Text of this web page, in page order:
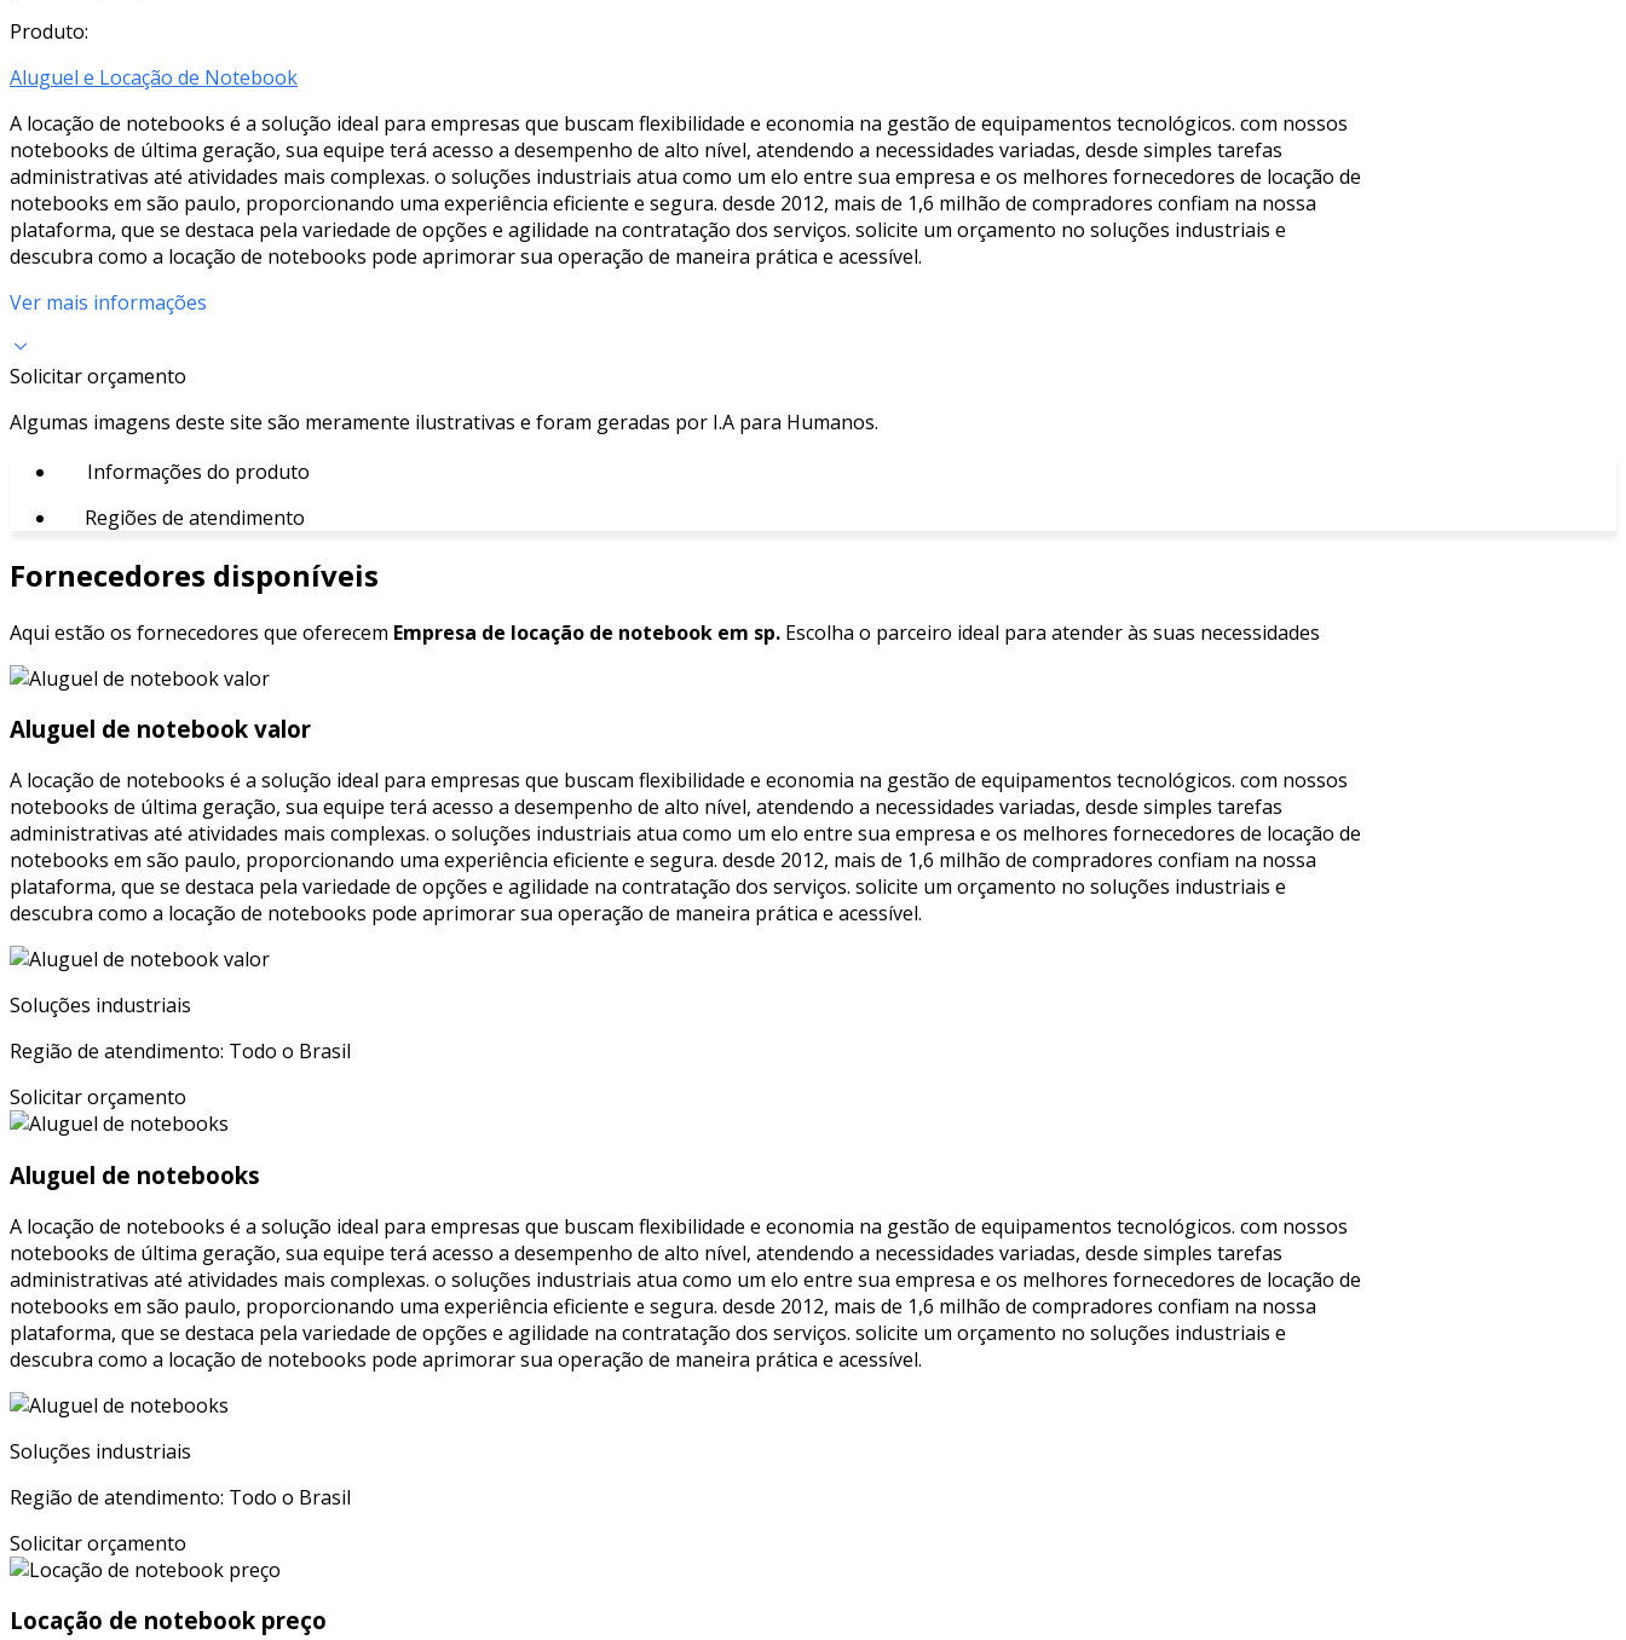
Produto:
Aluguel e Locação de Notebook
A locação de notebooks é a solução ideal para empresas que buscam flexibilidade e economia na gestão de equipamentos tecnológicos. com nossos
notebooks de última geração, sua equipe terá acesso a desempenho de alto nível, atendendo a necessidades variadas, desde simples tarefas
administrativas até atividades mais complexas. o soluções industriais atua como um elo entre sua empresa e os melhores fornecedores de locação de
notebooks em são paulo, proporcionando uma experiência eficiente e segura. desde 2012, mais de 1,6 milhão de compradores confiam na nossa
plataforma, que se destaca pela variedade de opções e agilidade na contratação dos serviços. solicite um orçamento no soluções industriais e
descubra como a locação de notebooks pode aprimorar sua operação de maneira prática e acessível.
Ver mais informações
Solicitar orçamento
Algumas imagens deste site são meramente ilustrativas e foram geradas por I.A para Humanos.
Informações do produto
Regiões de atendimento
Fornecedores disponíveis
Aqui estão os fornecedores que oferecem Empresa de locação de notebook em sp. Escolha o parceiro ideal para atender às suas necessidades
Aluguel de notebook valor
A locação de notebooks é a solução ideal para empresas que buscam flexibilidade e economia na gestão de equipamentos tecnológicos. com nossos
notebooks de última geração, sua equipe terá acesso a desempenho de alto nível, atendendo a necessidades variadas, desde simples tarefas
administrativas até atividades mais complexas. o soluções industriais atua como um elo entre sua empresa e os melhores fornecedores de locação de
notebooks em são paulo, proporcionando uma experiência eficiente e segura. desde 2012, mais de 1,6 milhão de compradores confiam na nossa
plataforma, que se destaca pela variedade de opções e agilidade na contratação dos serviços. solicite um orçamento no soluções industriais e
descubra como a locação de notebooks pode aprimorar sua operação de maneira prática e acessível.
Soluções industriais
Região de atendimento: Todo o Brasil
Solicitar orçamento
Aluguel de notebooks
A locação de notebooks é a solução ideal para empresas que buscam flexibilidade e economia na gestão de equipamentos tecnológicos. com nossos
notebooks de última geração, sua equipe terá acesso a desempenho de alto nível, atendendo a necessidades variadas, desde simples tarefas
administrativas até atividades mais complexas. o soluções industriais atua como um elo entre sua empresa e os melhores fornecedores de locação de
notebooks em são paulo, proporcionando uma experiência eficiente e segura. desde 2012, mais de 1,6 milhão de compradores confiam na nossa
plataforma, que se destaca pela variedade de opções e agilidade na contratação dos serviços. solicite um orçamento no soluções industriais e
descubra como a locação de notebooks pode aprimorar sua operação de maneira prática e acessível.
Soluções industriais
Região de atendimento: Todo o Brasil
Solicitar orçamento
Locação de notebook preço